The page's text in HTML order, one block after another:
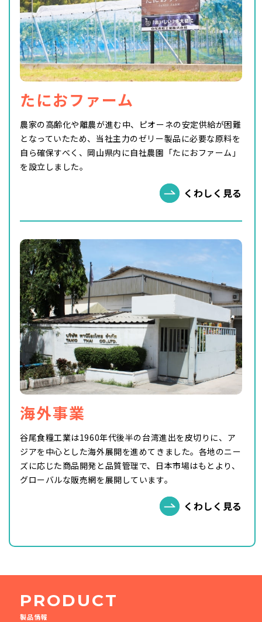
たにおファーム
農家の高齢化や離農が進む中、ピオーネの安定供給が困難
となっていたため、当社主力のゼリー製品に必要な原料を
自ら確保すべく、岡山県内に自社農園「たにおファーム」
を設立しました。
くわしく見る
海外事業
谷尾食糧工業は1960年代後半の台湾進出を皮切りに、ア
ジアを中心とした海外展開を進めてきました。各地のニー
ズに応じた商品開発と品質管理で、日本市場はもとより、
グローバルな販売網を展開しています。
くわしく見る
PRODUCT
製品情報